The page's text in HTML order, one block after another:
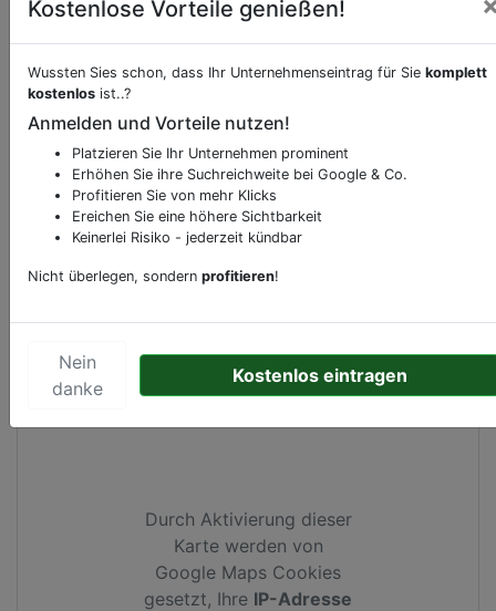
Beschreibung & Services vonMuseum
Sie möchten eine Beschreibung, Dienstleistung
oder andere relevante Informationen hinzufügen?
Klicken Sie bittehierum uns zu kontaktieren.
Gerne erweitern wir Ihren Firmeneintrag um
Sonderangebote odere besondere Services, die
Ihren Wettbewerbern abheben.
KartenansichtDe Boelelaan 1105inAmsterdam
Durch Aktivierung dieser
Karte werden von
Google Maps Cookies
gesetzt, Ihre IP-Adresse
Kostenlose Vorteile genießen!
Wussten Sies schon, dass Ihr Unternehmenseintrag für Sie komplett
kostenlos ist..?
Anmelden und Vorteile nutzen!
Platzieren Sie Ihr Unternehmen prominent
Erhöhen Sie ihre Suchreichweite bei Google & Co.
Profitieren Sie von mehr Klicks
Ereichen Sie eine höhere Sichtbarkeit
Keinerlei Risiko - jederzeit kündbar
Nicht überlegen, sondern profitieren!
Nein
danke
Kostenlos eintragen